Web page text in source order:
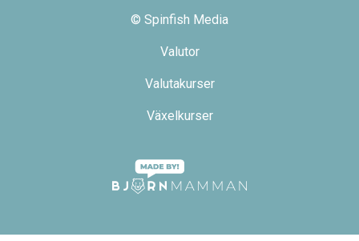
© Spinfish Media
Valutor
Valutakurser
Växelkurser